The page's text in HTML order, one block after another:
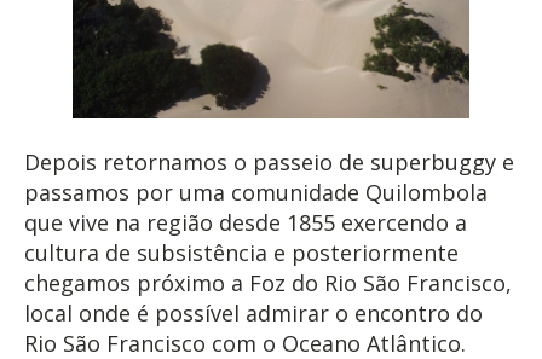
Depois retornamos o passeio de superbuggy e
passamos por uma comunidade Quilombola
que vive na região desde 1855 exercendo a
cultura de subsistência e posteriormente
chegamos próximo a Foz do Rio São Francisco,
local onde é possível admirar o encontro do
Rio São Francisco com o Oceano Atlântico.